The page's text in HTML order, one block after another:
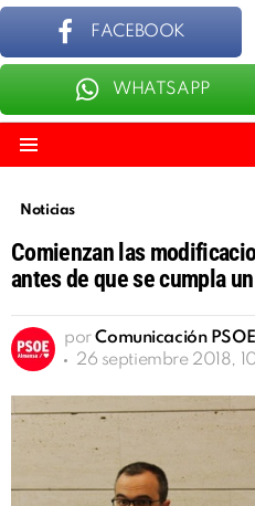
Noticias
Comienzan las
antes de que se cumpla
por Comunicación PSOE
26 septiembre 2018,
FACEBOOK
WHATSAPP